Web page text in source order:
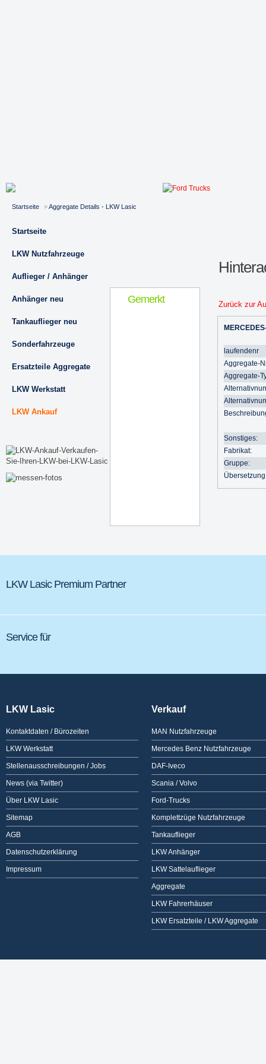
Startseite »Aggregate Details - LKW Lasic
Startseite
LKW Nutzfahrzeuge
Auflieger / Anhänger
Anhänger neu
Tankauflieger neu
Sonderfahrzeuge
Ersatzteile Aggregate
LKW Werkstatt
LKW Ankauf
Gemerkt Zurück zur
laufendenr
Aggregate-
Aggregate-
Sonstiges:
Fabrikat:
Gruppe:
LKW Lasic Premium Partner
Service für
LKW Lasic
Kontaktdaten / Bürozeiten
LKW Werkstatt
Stellenausschreibungen / Jobs
News (via Twitter)
Über LKW Lasic
Sitemap
AGB
Datenschutzerklärung
Impressum
Verkauf
MAN Nutzfahrzeuge
Mercedes Benz Nutzfahrzeuge
DAF-Iveco
Scania / Volvo
Ford-Trucks
Komplettzüge Nutzfahrzeuge
Tankauflieger
LKW Anhänger
LKW Sattelauflieger
Aggregate
LKW Fahrerhäuser
LKW Ersatzteile / LKW Aggregate